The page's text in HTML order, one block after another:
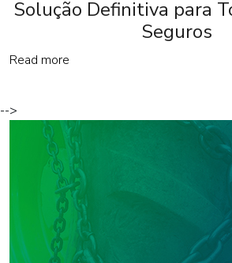
Solução Definitiva para
Seguros
Read more
-->